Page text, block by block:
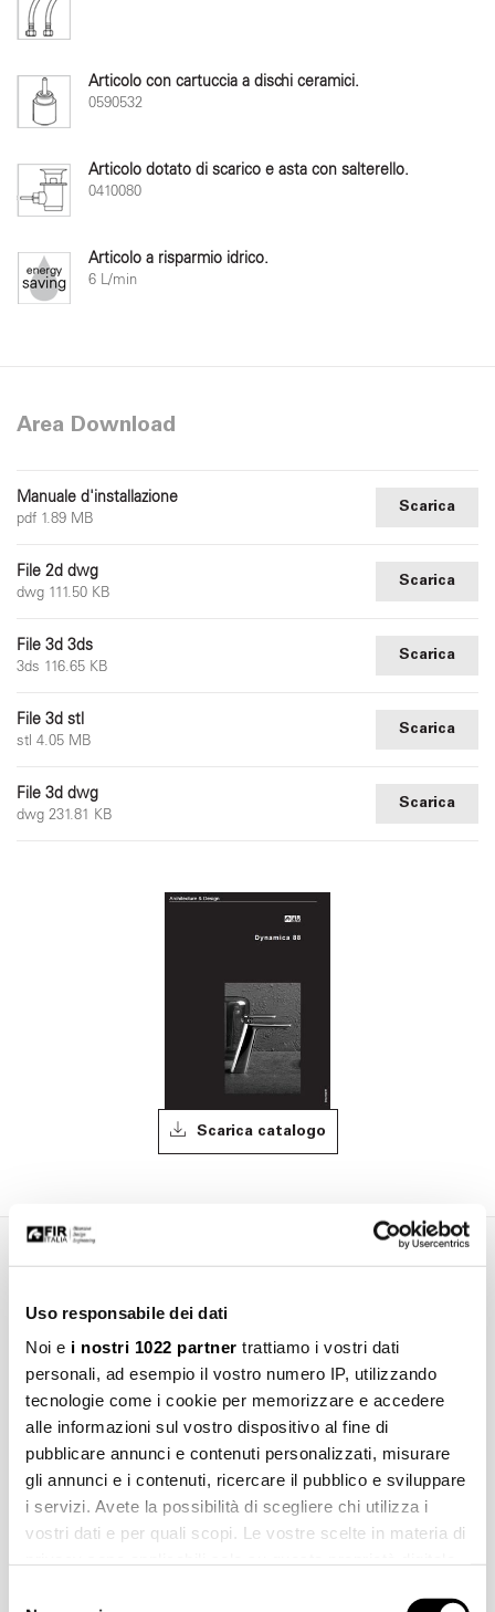
Uso responsabile dei dati
Noi e i nostri 1022 partner trattiamo i vostri dati
personali, ad esempio il vostro numero IP, utilizzando
tecnologie come i cookie per memorizzare e accedere
alle informazioni sul vostro dispositivo al fine di
pubblicare annunci e contenuti personalizzati, misurare
gli annunci e i contenuti, ricercare il pubblico e sviluppare
i servizi. Avete la possibilità di scegliere chi utilizza i
vostri dati e per quali scopi. Le vostre scelte in materia di
Articolo con cartuccia a dischi ceramici.
0590532
Articolo dotato di scarico e asta con salterello.
0410080
Articolo a risparmio idrico.
6 L/min
Area Download
Manuale d'installazione
pdf 1.89 MB
Scarica
File 2d dwg
dwg 111.50 KB
Scarica
File 3d 3ds
3ds 116.65 KB
Scarica
File 3d stl
stl 4.05 MB
Scarica
File 3d dwg
dwg 231.81 KB
Scarica
Scarica catalogo
Consigli
Pulizia
Manutenzione
Installazione